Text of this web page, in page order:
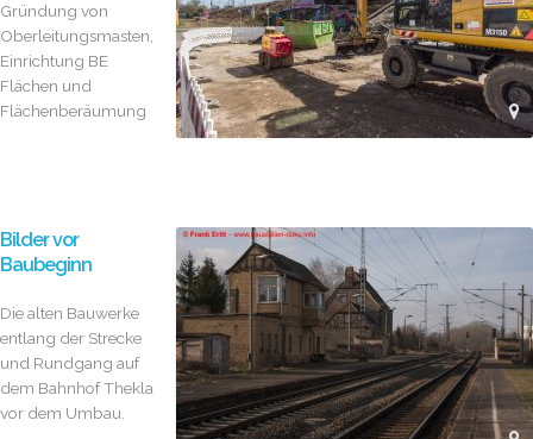
Gründung von
Oberleitungsmasten,
Einrichtung BE
Flächen und
Flächenberäumung
Bilder vor
Baubeginn
Die alten Bauwerke
entlang der Strecke
und Rundgang auf
dem Bahnhof Thekla
vor dem Umbau.